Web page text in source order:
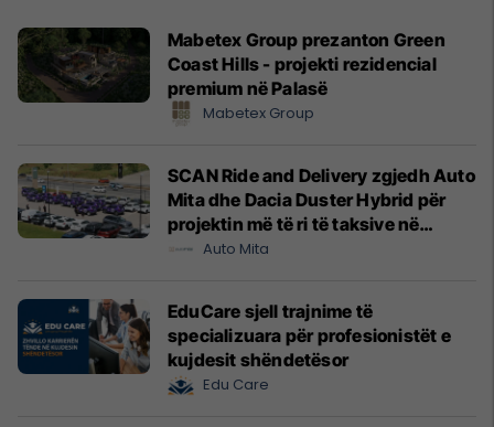
Mabetex Group prezanton Green
Coast Hills - projekti rezidencial
premium në Palasë
Mabetex Group
SCAN Ride and Delivery zgjedh Auto
Mita dhe Dacia Duster Hybrid për
projektin më të ri të taksive në
Prishtinë
Auto Mita
EduCare sjell trajnime të
specializuara për profesionistët e
kujdesit shëndetësor
Edu Care